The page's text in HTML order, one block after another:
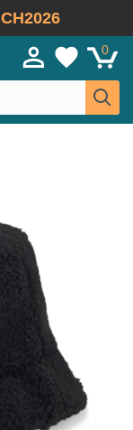
CH2026
0